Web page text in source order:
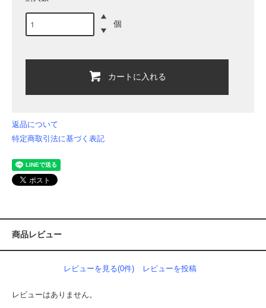
個
カートに入れる
返品について
特定商取引法に基づく表記
商品レビュー
レビューを見る(0件) レビューを投稿
レビューはありません。